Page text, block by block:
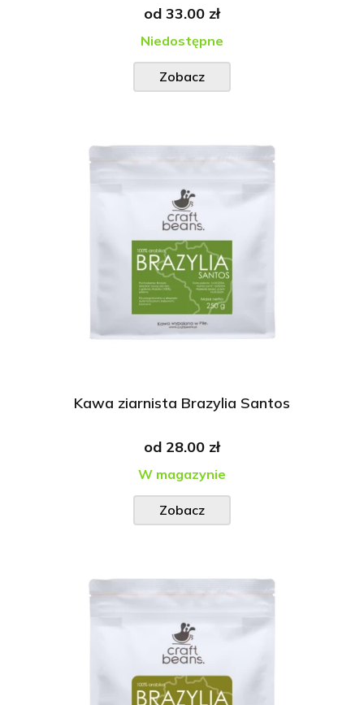
od 33.00 zł
Niedostępne
Zobacz
Kawa ziarnista Brazylia Santos
od 28.00 zł
W magazynie
Zobacz